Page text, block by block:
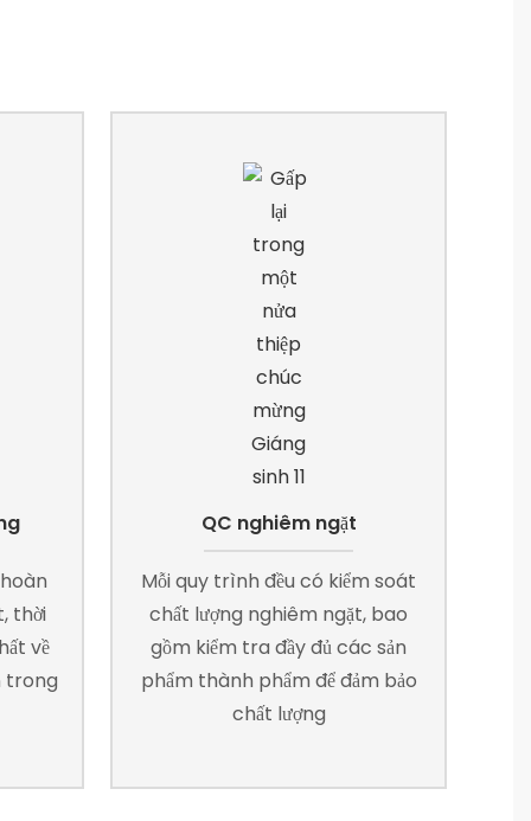
thời
về
trong
QC nghiêm ngặt
Mỗi quy trình đều có kiểm soát
chất lượng nghiêm ngặt, bao
gồm kiểm tra đầy đủ các sản
phẩm thành phẩm để đảm bảo
chất lượng